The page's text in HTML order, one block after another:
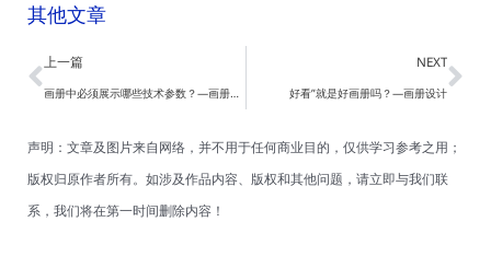
其他文章
Prev
上一篇
画册中必须展示哪些技术参数？—画册设计
NEXT
好看”就是好画册吗？—画册设计
声明：文章及图片来自网络，并不用于任何商业目的，仅供学习参考之用；
版权归原作者所有。如涉及作品内容、版权和其他问题，请立即与我们联
系，我们将在第一时间删除内容！